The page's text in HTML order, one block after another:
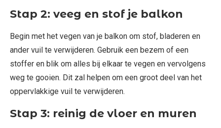
Stap 2: veeg en stof je balkon
Begin met het vegen van je balkon om stof, bladeren en
ander vuil te verwijderen. Gebruik een bezem of een
stoffer en blik om alles bij elkaar te vegen en vervolgens
weg te gooien. Dit zal helpen om een groot deel van het
oppervlakkige vuil te verwijderen.
Stap 3: reinig de vloer en muren